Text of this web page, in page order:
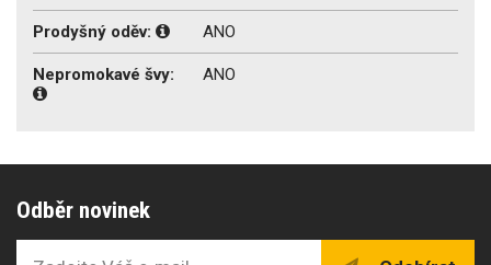
Prodyšný oděv: ANO
Nepromokavé švy: ANO
Odběr novinek